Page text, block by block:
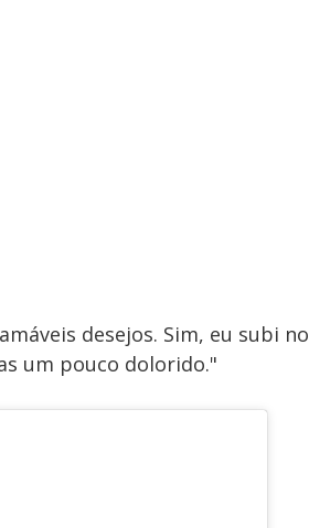
​​desejos. Sim, eu subi no
um pouco dolorido."